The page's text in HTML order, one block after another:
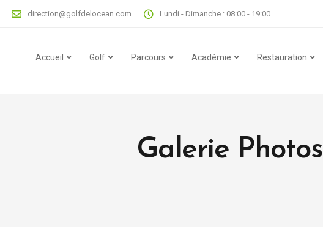
direction@golfdelocean.com Lundi - Dimanche : 08:00 - 19:00
Accueil Golf Parcours Académie Restauration
Galerie Photos